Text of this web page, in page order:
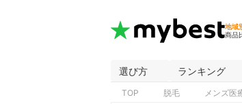
地域
商品
選び方 ランキング
TOP 脱毛 メンズ医